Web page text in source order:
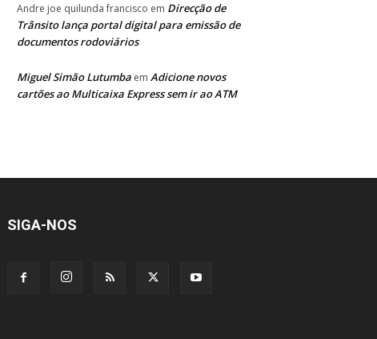
Andre joe quilunda francisco em Direcção de
Trânsito lança portal digital para emissão de
documentos rodoviários
Miguel Simão Lutumba em Adicione novos
cartões ao Multicaixa Express sem ir ao ATM
SIGA-NOS